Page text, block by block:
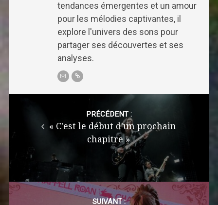
tendances émergentes et un amour
pour les mélodies captivantes, il
explore l'univers des sons pour
partager ses découvertes et ses
analyses.
PRÉCÉDENT :
« C'est le début d'un prochain
chapitre »
SUIVANT :